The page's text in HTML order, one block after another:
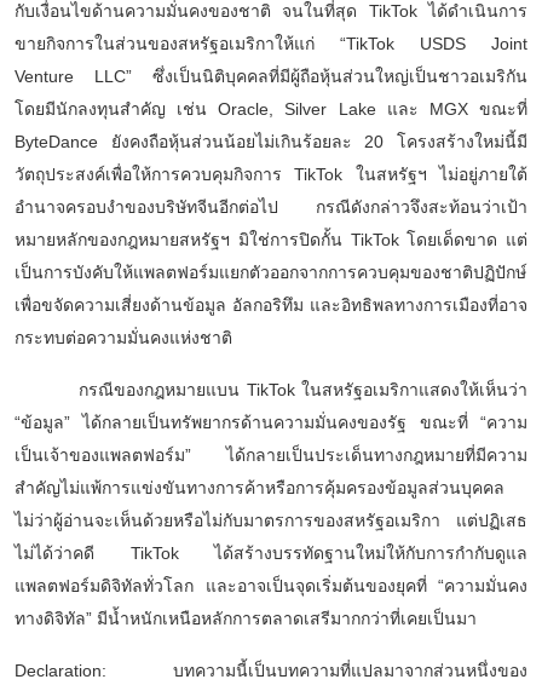
กับเงื่อนไขด้านความมั่นคงของชาติ จนในที่สุด TikTok ได้ดำเนินการ
ขายกิจการในส่วนของสหรัฐอเมริกาให้แก่ “TikTok USDS Joint
Venture LLC” ซึ่งเป็นนิติบุคคลที่มีผู้ถือหุ้นส่วนใหญ่เป็นชาวอเมริกัน
โดยมีนักลงทุนสำคัญ เช่น Oracle, Silver Lake และ MGX ขณะที่
ByteDance ยังคงถือหุ้นส่วนน้อยไม่เกินร้อยละ 20 โครงสร้างใหม่นี้มี
วัตถุประสงค์เพื่อให้การควบคุมกิจการ TikTok ในสหรัฐฯ ไม่อยู่ภายใต้
อำนาจครอบงำของบริษัทจีนอีกต่อไป กรณีดังกล่าวจึงสะท้อนว่าเป้า
หมายหลักของกฎหมายสหรัฐฯ มิใช่การปิดกั้น TikTok โดยเด็ดขาด แต่
เป็นการบังคับให้แพลตฟอร์มแยกตัวออกจากการควบคุมของชาติปฏิปักษ์
เพื่อขจัดความเสี่ยงด้านข้อมูล อัลกอริทึม และอิทธิพลทางการเมืองที่อาจ
กระทบต่อความมั่นคงแห่งชาติ
กรณีของกฎหมายแบน TikTok ในสหรัฐอเมริกาแสดงให้เห็นว่า
“ข้อมูล” ได้กลายเป็นทรัพยากรด้านความมั่นคงของรัฐ ขณะที่ “ความ
เป็นเจ้าของแพลตฟอร์ม” ได้กลายเป็นประเด็นทางกฎหมายที่มีความ
สำคัญไม่แพ้การแข่งขันทางการค้าหรือการคุ้มครองข้อมูลส่วนบุคคล
ไม่ว่าผู้อ่านจะเห็นด้วยหรือไม่กับมาตรการของสหรัฐอเมริกา แต่ปฏิเสธ
ไม่ได้ว่าคดี TikTok ได้สร้างบรรทัดฐานใหม่ให้กับการกำกับดูแล
แพลตฟอร์มดิจิทัลทั่วโลก และอาจเป็นจุดเริ่มต้นของยุคที่ “ความมั่นคง
ทางดิจิทัล” มีน้ำหนักเหนือหลักการตลาดเสรีมากกว่าที่เคยเป็นมา
Declaration: บทความนี้เป็นบทความที่แปลมาจากส่วนหนึ่งของ